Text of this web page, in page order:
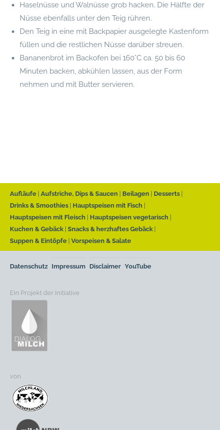
Haselnüsse und Walnüsse grob hacken. Die Hälfte der
Nüsse ebenfalls unter den Teig rühren.
Den Teig in eine mit Backpapier ausgelegte Kastenform
füllen und die restlichen Nüsse darüber streuen.
Bananenbrot im Backofen bei 160°C ca. 50 bis 60
Minuten backen, abkühlen lassen, aus der Form
nehmen und mit Butter servieren.
Aufläufe Aufstriche, Dips & Saucen Beilagen
Desserts
Drinks & Smoothies
Hauptspeisen mit Fisch
Hauptspeisen mit Fleisch
Hauptspeisen vegetarisch
Kuchen & Gebäck Snacks & herzhaftes Gebäck
Suppen & Eintöpfe Vorspeisen & Salate
Datenschutz Impressum Disclaimer YouTube
Ein Projekt der Initiative
von